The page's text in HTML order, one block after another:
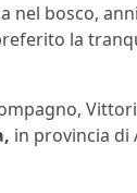
nel bosco,
la
in provincia di